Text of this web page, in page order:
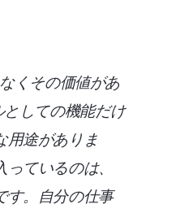
くその価値があ
としての機能だけ
用途がありま
ているのは、
す。自分の仕事